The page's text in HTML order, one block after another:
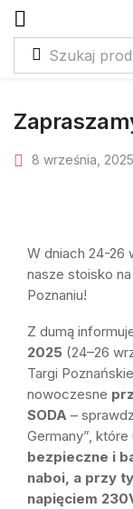
8 września, 2025
W dniach 24-26
nasze stoisko
Poznaniu!
Z dumą
2025 (24–26
Targi
nowoczesne
SODA –
Germany”, które
bezpieczne i
naboi, a przy
napięciem